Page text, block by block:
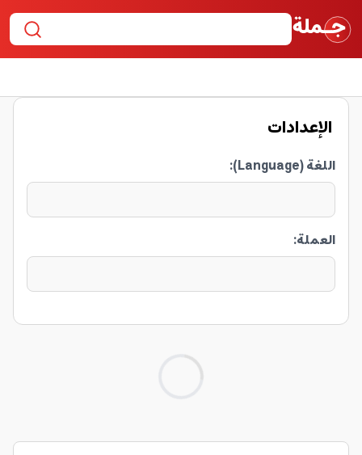
الإعدادات
اللغة (Language) :
العملة:
Loading
...